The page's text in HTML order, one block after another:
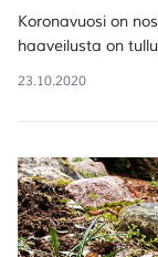
Koronavuosi on
haaveilusta on
23.10.2020